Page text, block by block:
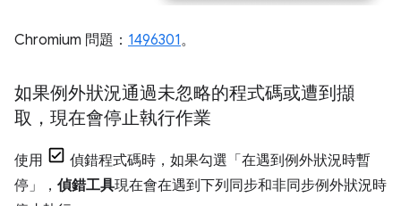
Chromium 問題： 1496301。
如果例外狀況通過未忽略的程式碼或遭到擷
取，現在會停止執行作業
使用
偵錯程式碼時，如果勾選「在遇到例外狀況時暫
停」
， 偵錯工具現在會在遇到下列同步和非同步例外狀況時